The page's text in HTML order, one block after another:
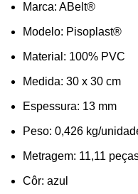
Marca: ABelt®
Modelo: Pisoplast®
Material: 100% PVC
Medida: 30 x 30 cm
Espessura: 13 mm
Peso: 0,426 kg/
Metragem: 11,11
Côr: azul